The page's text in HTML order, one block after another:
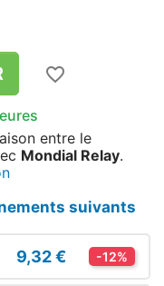
favorite_border
entre le
Mondial Relay.
suivants
9,32 € -12%